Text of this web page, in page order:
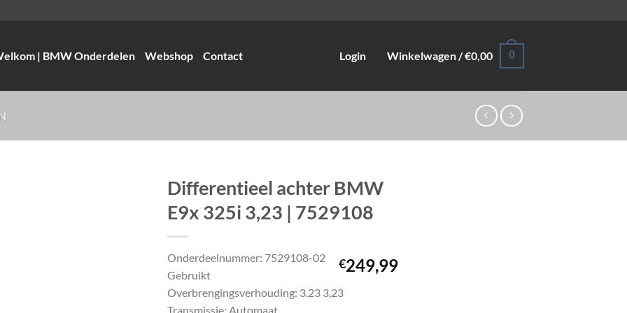
| BMW Onderdelen
Webshop Contact Login Winkelwagen /€0,00 0
Differentieel achter BMW
E9x 325i 3,23 | 7529108
€249,99
Onderdeelnummer: 7529108-02
Gebruikt
Overbrengingsverhouding: 3.23 3,23
Transmissie: Automaat